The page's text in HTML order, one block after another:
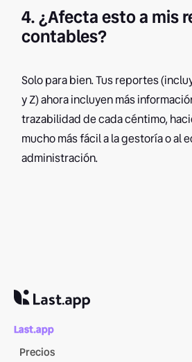
4. ¿Afecta esto a mis
contables?
Solo para bien. Tus reportes
y Z) ahora incluyen más
trazabilidad de cada céntimo,
mucho más fácil a la gestoría o al
administración.
Last.app
Precios